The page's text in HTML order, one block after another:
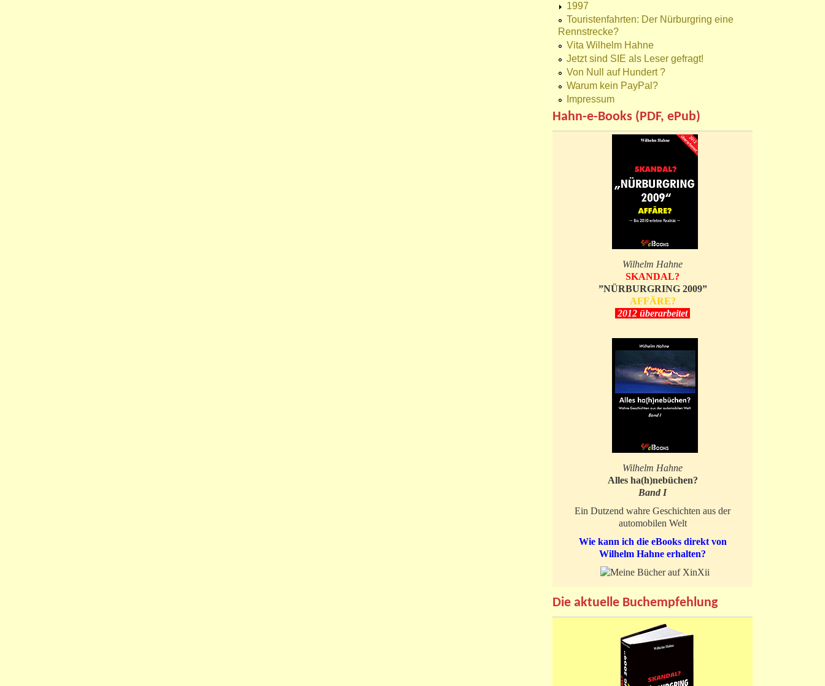
1997
Touristenfahrten: Der Nürburgring eine
Rennstrecke?
Vita Wilhelm Hahne
Jetzt sind SIE als Leser gefragt!
Von Null auf Hundert ?
Warum kein PayPal?
Impressum
Hahn-e-Books (PDF, ePub)
Wilhelm Hahne
SKANDAL?
”NÜRBURGRING 2009”
AFFÄRE?
2012 überarbeitet
Wilhelm Hahne
Alles ha(h)nebüchen?
Band I
Ein Dutzend wahre Geschichten aus der
automobilen Welt
Wie kann ich die eBooks direkt von
Wilhelm Hahne erhalten?
Die aktuelle Buchempfehlung